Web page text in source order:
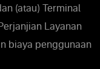
(atau) Terminal
Layanan
biaya penggunaan